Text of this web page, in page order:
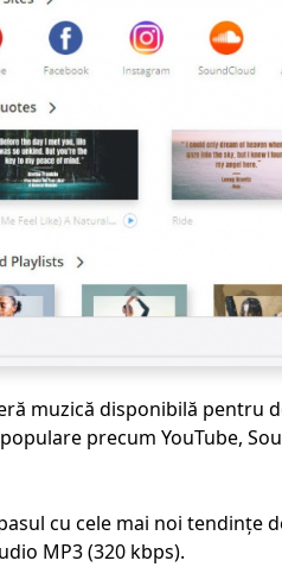
muzică disponibilă pentru
precum YouTube,
cu cele mai noi tendințe
MP3 (320 kbps).